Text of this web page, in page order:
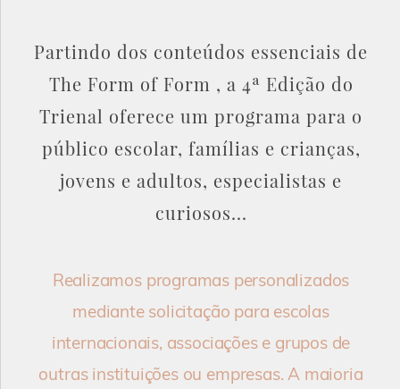
Partindo dos conteúdos essenciais de
The Form of Form , a 4ª Edição do
Trienal oferece um programa para o
público escolar, famílias e crianças,
jovens e adultos, especialistas e
curiosos...
Realizamos programas personalizados
mediante solicitação para escolas
internacionais, associações e grupos de
outras instituições ou empresas. A maioria